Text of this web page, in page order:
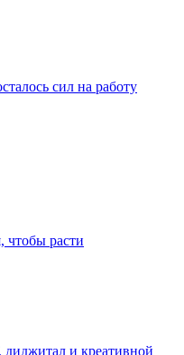
сил на работу
чтобы расти
диджитал и креативной